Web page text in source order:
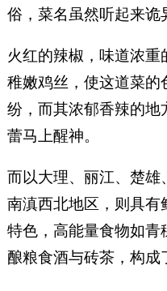
俗，菜名虽然听起来诡
火红的辣椒，味道浓
稚嫩鸡丝，使这道菜的
纷，而其浓郁香辣的地
蕾马上醒神。
而以大理、丽江、楚雄
南滇西北地区，则具有
特色，高能量食物如青
酿粮食酒与砖茶，构成